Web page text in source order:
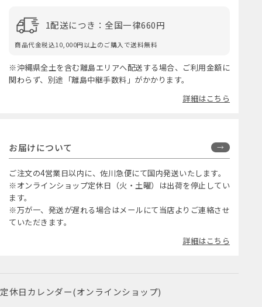
1配送につき：全国一律660円
商品代金税込10,000円以上のご購入で送料無料
※沖縄県全土を含む離島エリアへ配送する場合、ご利用金額に
関わらず、別途「離島中継手数料」がかかります。
詳細はこちら
お届けについて
ご注文の4営業日以内に、佐川急便にて国内発送いたします。
※オンラインショップ定休日（火・土曜）は出荷を停止してい
ます。
※万が一、発送が遅れる場合はメールにて当店よりご連絡させ
ていただきます。
詳細はこちら
定休日カレンダー(オンラインショップ)